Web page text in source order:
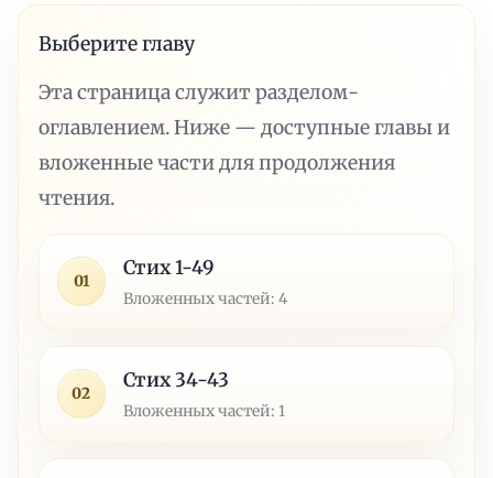
Выберите главу
Эта страница служит разделом-
оглавлением. Ниже — доступные главы и
вложенные части для продолжения
чтения.
01
Стих 1-49
Вложенных частей: 4
02
Стих 34-43
Вложенных частей: 1